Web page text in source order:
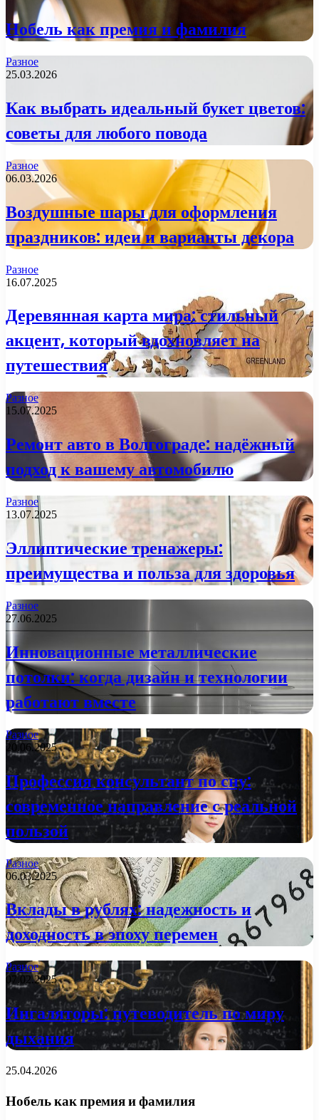
Нобель как премия и фамилия
Разное
25.03.2026
Как выбрать идеальный букет цветов:
советы для любого повода
Разное
06.03.2026
Воздушные шары для оформления
праздников: идеи и варианты декора
Разное
16.07.2025
Деревянная карта мира: стильный
акцент, который вдохновляет на
путешествия
Разное
15.07.2025
Ремонт авто в Волгограде: надёжный
подход к вашему автомобилю
Разное
13.07.2025
Эллиптические тренажеры:
преимущества и польза для здоровья
Разное
27.06.2025
Инновационные металлические
потолки: когда дизайн и технологии
работают вместе
Разное
20.06.2025
Профессия консультант по сну:
современное направление с реальной
пользой
Разное
06.03.2025
Вклады в рублях: надежность и
доходность в эпоху перемен
Разное
07.02.2025
Ингаляторы: путеводитель по миру
дыхания
25.04.2026
Нобель как премия и фамилия